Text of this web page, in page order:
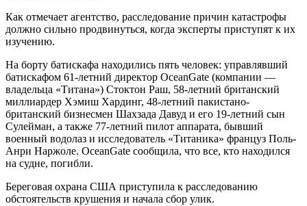
Как отмечает агентство, расследование причин катастрофы
должно сильно продвинуться, когда эксперты приступят к их
изучению.
На борту батискафа находились пять человек: управлявший
батискафом 61-летний директор OceanGate (компании —
владельца «Титана») Стоктон Раш, 58-летний британский
миллиардер Хэмиш Хардинг, 48-летний пакистано-
британский бизнесмен Шахзада Давуд и его 19-летний сын
Сулейман, а также 77-летний пилот аппарата, бывший
военный водолаз и исследователь «Титаника» француз Поль-
Анри Наржоле. OceanGate сообщила, что все, кто находился
на судне, погибли.
Береговая охрана США приступила к расследованию
обстоятельств крушения и начала сбор улик.